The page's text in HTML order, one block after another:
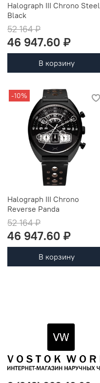
Halograph III Chrono Steel
Black
52 164 ₽
46 947.60 ₽
В корзину
-10%
Halograph III Chrono
Reverse Panda
52 164 ₽
46 947.60 ₽
В корзину